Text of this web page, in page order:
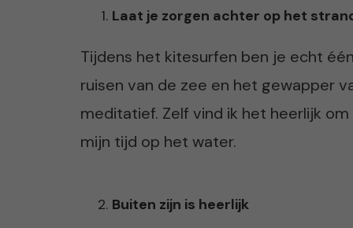
Laat je zorgen achter op het
Tijdens het kitesurfen ben je echt
ruisen van de zee en het gewapper
meditatief. Zelf vind ik het heerlijk
mijn tijd op het water.
Buiten zijn is heerlijk